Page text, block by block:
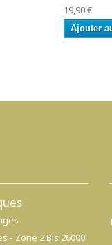
19,90 €
Ajouter
- Zone 2 Bis 26000